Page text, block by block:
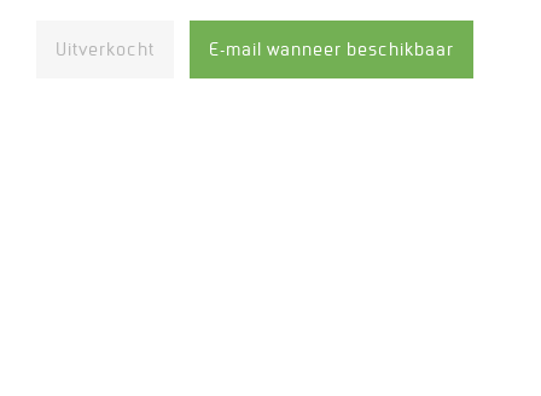
Uitverkocht E-mail wanneer beschikbaar